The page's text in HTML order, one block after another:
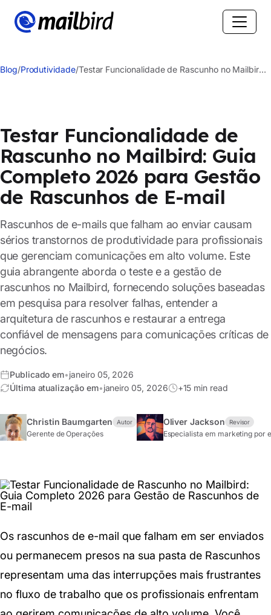
Blog/Produtividade/Testar Funcionalidade de Rascunho no Mailbird:
Testar Funcionalidade de
Rascunho no Mailbird: Guia
Completo 2026 para Gestão
de Rascunhos de E-mail
Rascunhos de e-mails que falham ao enviar causam
sérios transtornos de produtividade para profissionais
que gerenciam comunicações em alto volume. Este
guia abrangente aborda o teste e a gestão de
rascunhos no Mailbird, fornecendo soluções baseadas
em pesquisa para resolver falhas, entender a
arquitetura de rascunhos e restaurar a entrega
confiável de mensagens para comunicações críticas de
negócios.
Publicado em•janeiro 05, 2026
Última atualização em•janeiro 05, 2026 +15 min read
Christin Baumgarten Autor
Gerente de Operações
Oliver Jackson Revisor
Especialista em marketing por
Os rascunhos de e-mail que falham em ser enviados
ou permanecem presos na sua pasta de Rascunhos
representam uma das interrupções mais frustrantes
no fluxo de trabalho que os profissionais enfrentam